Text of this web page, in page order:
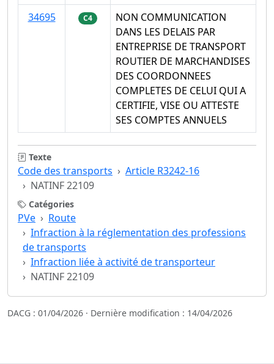
34695
C4
NON COMMUNICATION
DANS LES DELAIS PAR
ENTREPRISE DE TRANSPORT
ROUTIER DE MARCHANDISES
DES COORDONNEES
COMPLETES DE CELUI QUI A
CERTIFIE, VISE OU ATTESTE
SES COMPTES ANNUELS
Texte
Code des transports
Article R3242-16
NATINF 22109
Catégories
PVe
Route
Infraction à la réglementation des professions
de transports
Infraction liée à activité de transporteur
NATINF 22109
DACG : 01/04/2026 · Dernière modification : 14/04/2026